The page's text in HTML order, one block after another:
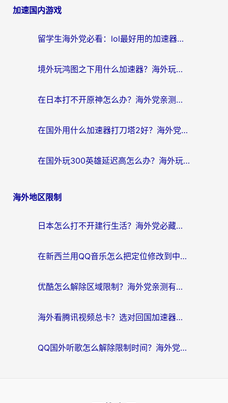
加速国内游戏
留学生海外党必看：lol最好用的加速器怎么选？附一梦江湖、神鬼传奇加速攻略
境外玩鸿图之下用什么加速器？海外玩家必看的国服游戏加速全攻略
在日本打不开原神怎么办？海外党亲测有效的国服游戏加速指南
在国外用什么加速器打刀塔2好？海外党国服游戏加速避坑指南
在国外玩300英雄延迟高怎么办？海外玩家亲测有效的加速器选择指南
海外地区限制
日本怎么打不开建行生活？海外党必藏的回国加速指南（含丹麦国外影音问题破解）
在新西兰用QQ音乐怎么把定位修改到中国国内？海外党听歌追剧的实用指南
优酷怎么解除区域限制？海外党亲测有效的回国加速器选择指南
海外看腾讯视频总卡？选对回国加速器，还能解决英国1号店定位+欧洲杯CCTV5直播问题
QQ国外听歌怎么解除限制时间？海外党亲测有效的回国加速方案